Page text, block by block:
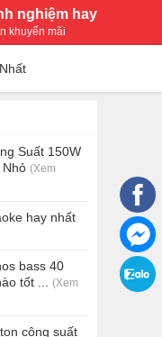
nghiệm hay
khuyến mãi
Suất 150W
(Xem
hay nhất
bass 40
tốt ...
(Xem
công suất